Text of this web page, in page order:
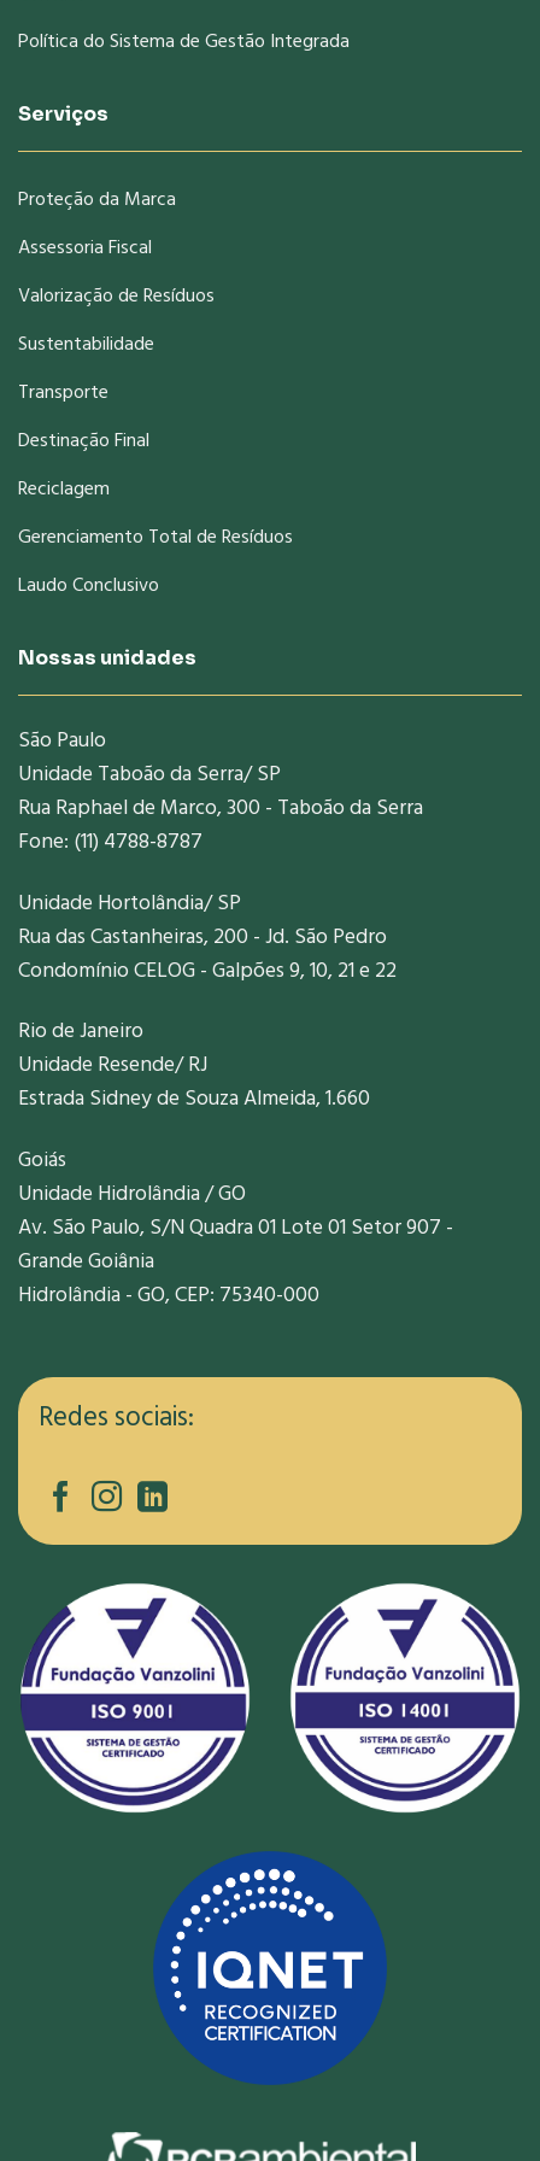
Política do Sistema de Gestão Integrada
Serviços
Proteção da Marca
Assessoria Fiscal
Valorização de Resíduos
Sustentabilidade
Transporte
Destinação Final
Reciclagem
Gerenciamento Total de Resíduos
Laudo Conclusivo
Nossas unidades
São Paulo
Unidade Taboão da Serra/ SP
Rua Raphael de Marco, 300 - Taboão da Serra
Fone: (11) 4788-8787
Unidade Hortolândia/ SP
Rua das Castanheiras, 200 - Jd. São Pedro
Condomínio CELOG - Galpões 9, 10, 21 e 22
Rio de Janeiro
Unidade Resende/ RJ
Estrada Sidney de Souza Almeida, 1.660
Goiás
Unidade Hidrolândia / GO
Av. São Paulo, S/N Quadra 01 Lote 01 Setor 907 -
Grande Goiânia
Hidrolândia - GO, CEP: 75340-000
Redes sociais: